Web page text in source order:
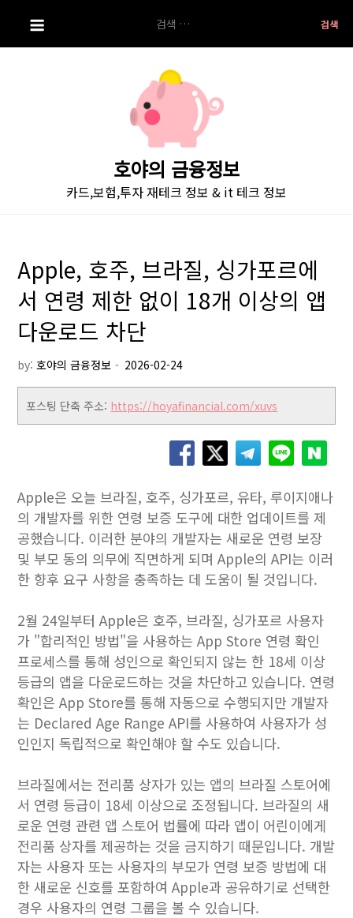
i
색:
호야의 금융정보
카드,보험,투자 재테크 정보 & it 테크 정보
Apple, 호주, 브라질, 싱가포르에
서 연령 제한 없이 18개 이상의 앱
다운로드 차단
by:호야의 금융정보
포스팅 단축 주소: https://hoyafinancial.com/xuvs
Apple은 오늘 브라질, 호주, 싱가포르, 유타, 루이지애나
의 개발자를 위한 연령 보증 도구에 대한 업데이트를 제
공했습니다. 이러한 분야의 개발자는 새로운 연령 보장
및 부모 동의 의무에 직면하게 되며 Apple의 API는 이러
한 향후 요구 사항을 충족하는 데 도움이 될 것입니다.
2월 24일부터 Apple은 호주, 브라질, 싱가포르 사용자
가 "합리적인 방법"을 사용하는 App Store 연령 확인
프로세스를 통해 성인으로 확인되지 않는 한 18세 이상
등급의 앱을 다운로드하는 것을 차단하고 있습니다. 연령
확인은 ‌App Store‌를 통해 자동으로 수행되지만 개발자
는 Declared Age Range API를 사용하여 사용자가 성
인인지 독립적으로 확인해야 할 수도 있습니다.
브라질에서는 전리품 상자가 있는 앱의 브라질 스토어에
서 연령 등급이 18세 이상으로 조정됩니다. 브라질의 새
로운 연령 관련 앱 스토어 법률에 따라 앱이 어린이에게
전리품 상자를 제공하는 것을 금지하기 때문입니다. 개발
자는 사용자 또는 사용자의 부모가 연령 보증 방법에 대
한 새로운 신호를 포함하여 Apple과 공유하기로 선택한
경우 사용자의 연령 그룹을 볼 수 있습니다.